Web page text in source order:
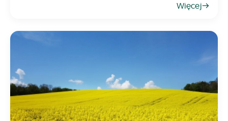
rzepak wymaga już wczesnej ochrony, a w kole
Więcej